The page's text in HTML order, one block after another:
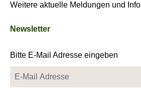
Weitere aktuelle Meldungen und
Newsletter
Bitte E-Mail Adresse eingeben